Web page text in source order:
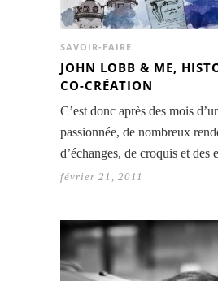
SAVOIR-FAIRE
JOHN LOBB & ME,
CO-CRÉATION
C’est donc après des mois
passionnée, de nombreux
d’échanges, de croquis et des
février 21, 2011